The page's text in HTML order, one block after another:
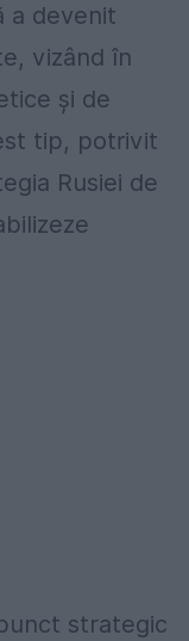
a devenit
vizând în
și de
tip, potrivit
Rusiei de
strategic